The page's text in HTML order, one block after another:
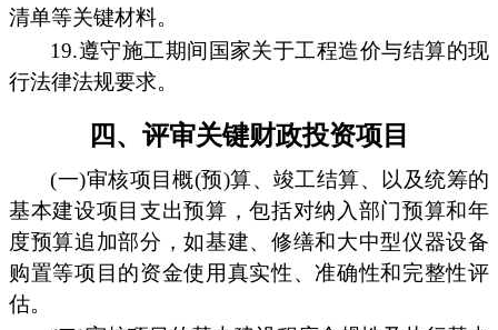
清单等关键材料。
19.遵守施工期间国家关于工程造价与结算的现
行法律法规要求。
四、评审关键财政投资项目
(一)审核项目概(预)算、竣工结算、以及统筹的
基本建设项目支出预算，包括对纳入部门预算和年
度预算追加部分，如基建、修缮和大中型仪器设备
购置等项目的资金使用真实性、准确性和完整性评
估。